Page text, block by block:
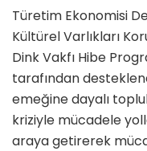
Türetim Ekonomisi
Kültürel Varlıkları
Dink Vakfı Hibe
tarafından
emeğine dayalı
kriziyle mücadele
araya getirerek